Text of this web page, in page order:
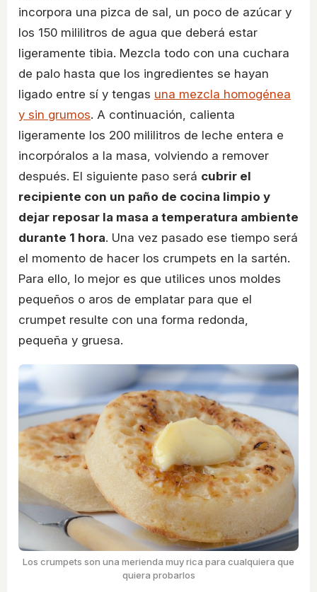
incorpora una pizca de sal, un poco de azúcar y
los 150 mililitros de agua que deberá estar
ligeramente tibia. Mezcla todo con una cuchara
de palo hasta que los ingredientes se hayan
ligado entre sí y tengas una mezcla homogénea
y sin grumos. A continuación, calienta
ligeramente los 200 mililitros de leche entera e
incorpóralos a la masa, volviendo a remover
después. El siguiente paso será cubrir el
recipiente con un paño de cocina limpio y
dejar reposar la masa a temperatura ambiente
durante 1 hora. Una vez pasado ese tiempo será
el momento de hacer los crumpets en la sartén.
Para ello, lo mejor es que utilices unos moldes
pequeños o aros de emplatar para que el
crumpet resulte con una forma redonda,
pequeña y gruesa.
Los crumpets son una merienda muy rica para cualquiera que
quiera probarlos